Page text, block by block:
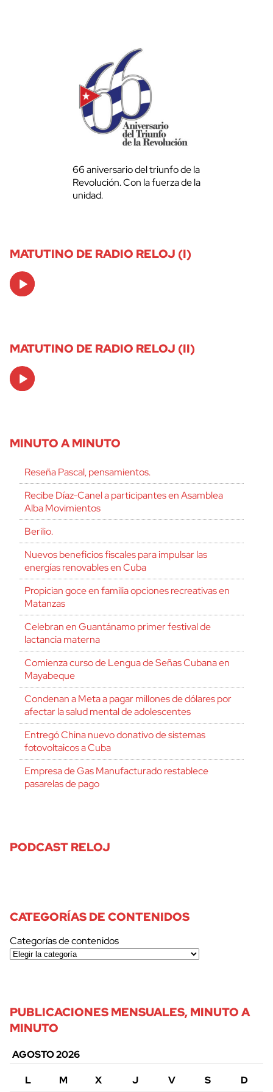
66 aniversario del triunfo de la
Revolución. Con la fuerza de la
unidad.
MATUTINO DE RADIO RELOJ (I)
Audio
Player
MATUTINO DE RADIO RELOJ (II)
Audio
Player
MINUTO A MINUTO
Reseña Pascal, pensamientos.
Recibe Díaz-Canel a participantes en Asamblea
Alba Movimientos
Berilio.
Nuevos beneficios fiscales para impulsar las
energías renovables en Cuba
Propician goce en familia opciones recreativas en
Matanzas
Celebran en Guantánamo primer festival de
lactancia materna
Comienza curso de Lengua de Señas Cubana en
Mayabeque
Condenan a Meta a pagar millones de dólares por
afectar la salud mental de adolescentes
Entregó China nuevo donativo de sistemas
fotovoltaicos a Cuba
Empresa de Gas Manufacturado restablece
pasarelas de pago
PODCAST RELOJ
CATEGORÍAS DE CONTENIDOS
Categorías de contenidos
PUBLICACIONES MENSUALES, MINUTO A
MINUTO
AGOSTO 2026
L
M X J V S D